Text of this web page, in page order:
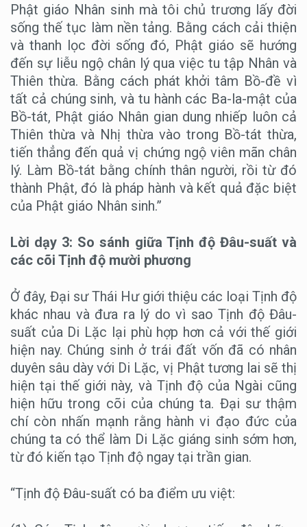
Phật giáo Nhân sinh mà tôi chủ trương lấy đời
sống thế tục làm nền tảng. Bằng cách cải thiện
và thanh lọc đời sống đó, Phật giáo sẽ hướng
đến sự liễu ngộ chân lý qua việc tu tập Nhân và
Thiên thừa. Bằng cách phát khởi tâm Bồ-đề vì
tất cả chúng sinh, và tu hành các Ba-la-mật của
Bồ-tát, Phật giáo Nhân gian dung nhiếp luôn cả
Thiên thừa và Nhị thừa vào trong Bồ-tát thừa,
tiến thẳng đến quả vị chứng ngộ viên mãn chân
lý. Làm Bồ-tát bằng chính thân người, rồi từ đó
thành Phật, đó là pháp hành và kết quả đặc biệt
của Phật giáo Nhân sinh.”
Lời dạy 3: So sánh giữa Tịnh độ Đâu-suất và
các cõi Tịnh độ mười phương
Ở đây, Đại sư Thái Hư giới thiệu các loại Tịnh độ
khác nhau và đưa ra lý do vì sao Tịnh độ Đâu-
suất của Di Lặc lại phù hợp hơn cả với thế giới
hiện nay. Chúng sinh ở trái đất vốn đã có nhân
duyên sâu dày với Di Lặc, vị Phật tương lai sẽ thị
hiện tại thế giới này, và Tịnh độ của Ngài cũng
hiện hữu trong cõi của chúng ta. Đại sư thậm
chí còn nhấn mạnh rằng hành vi đạo đức của
chúng ta có thể làm Di Lặc giáng sinh sớm hơn,
từ đó kiến tạo Tịnh độ ngay tại trần gian.
“Tịnh độ Đâu-suất có ba điểm ưu việt: